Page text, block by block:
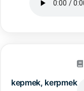
kepmek, kerpmek